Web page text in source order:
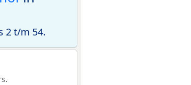
2 t/m 54.